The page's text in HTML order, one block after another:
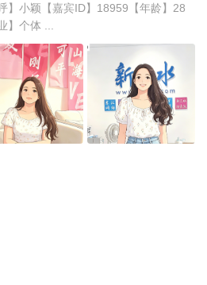
】小颖【嘉宾ID】18959【年龄】28
】个体 ...